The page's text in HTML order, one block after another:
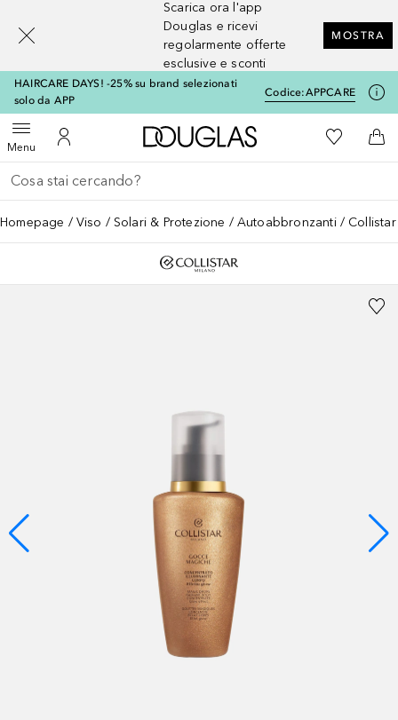
Scarica ora l'app
Douglas e ricevi
regolarmente offerte
esclusive e sconti
MOSTRA
HAIRCARE DAYS! -25% su brand selezionati
solo da APP
Codice:APPCARE
MenuApri menuAl Mio Account
A Douglas HomeAlla Mia
Al
Torna indietro
Esegui ricerca
Homepage Viso Solari & Protezione Autoabbronzanti
[navigation.slideout.screenreader]